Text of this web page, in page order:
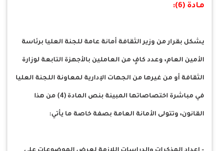
مادة (6):
يشكل بقرار من وزير الثقافة أمانة عامة للجنة العليا برئاسة
الأمين العام، وعدد كافٍ من العاملين بالأجهزة التابعة لوزارة
الثقافة أو من غيرها من الجهات الإدارية لمعاونة اللجنة العليا
في مباشرة اختصاصاتها المبينة بنص المادة (4) من هذا
القانون، وتتولى الأمانة العامة بصفة خاصة ما يأتي: